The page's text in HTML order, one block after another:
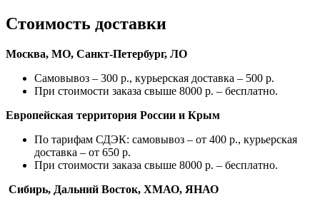
Стоимость доставки
Москва, МО, Санкт-Петербург, ЛО
Самовывоз – 300 р., курьерская доставка – 500 р.
При стоимости заказа свыше 8000 р. – бесплатно.
Европейская территория России и Крым
По тарифам СДЭК: самовывоз – от 400 р., курьерская
доставка – от 650 р.
При стоимости заказа свыше 8000 р. – бесплатно.
Сибирь, Дальний Восток, ХМАО, ЯНАО